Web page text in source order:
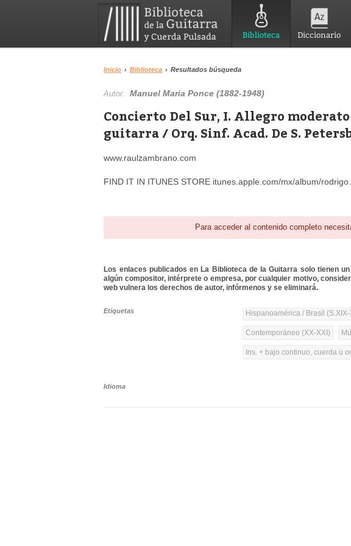
Biblioteca Diccionario
Inicio › Biblioteca › Resultados búsqueda
Autor:Manuel Maria Ponce (1882-1948)
Concierto Del Sur, I. Allegro
guitarra / Orq. Sinf. Acad. De S.
www.raulzambrano.com
FIND IT IN ITUNES STORE itunes.apple.com/mx/album/
Para acceder al contenido completo
Los enlaces publicados en La Biblioteca de la Guitarra solo tienen
algún compositor, intérprete o empresa, por cualquier motivo,
web vulnera los derechos de autor, infórmenos y se eliminará.
Etiquetas Hispanoamérica / Brasil (S.XIX-
Contemporáneo (XX-XXI)
Ins. + bajo continuo, cuerda u
Idioma